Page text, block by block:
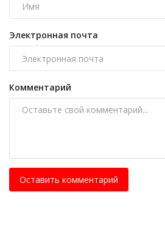
Электронная почта
Комментарий
Оставить комментарий